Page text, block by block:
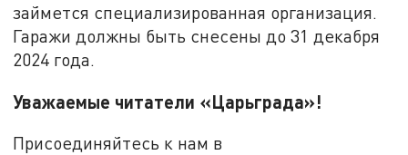
займется специализированная организация.
Гаражи должны быть снесены до 31 декабря
2024 года.
Уважаемые читатели «Царьграда»!
Присоединяйтесь к нам в